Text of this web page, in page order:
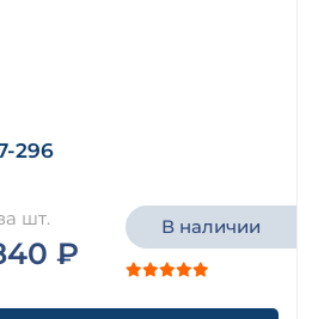
296
шт.
₽
В наличии